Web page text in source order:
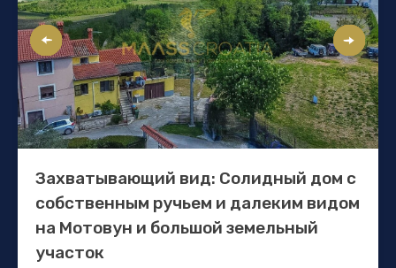
Захватывающий вид: Солидный дом с
собственным ручьем и далеким видом
на Мотовун и большой земельный
участок